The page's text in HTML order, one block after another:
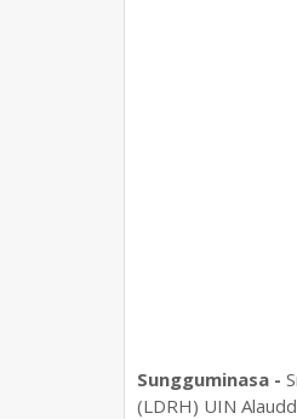
Sungguminasa -
(LDRH) UIN